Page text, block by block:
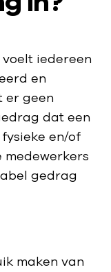
iedereen
en
er geen
dat een
en/of
medewerkers
gedrag
maken van